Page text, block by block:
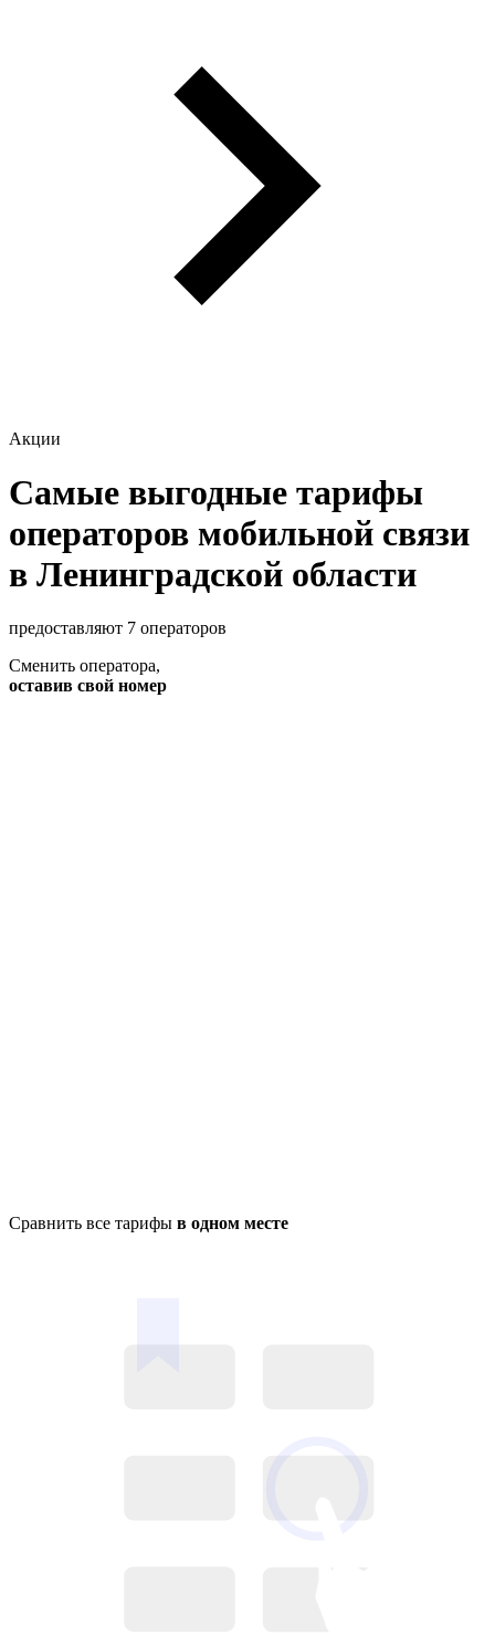
Акции
Самые выгодные тарифы
операторов мобильной связи
в Ленинградской области
предоставляют 7 операторов
Сменить оператора,
оставив свой номер
Сравнить все тарифы в одном месте